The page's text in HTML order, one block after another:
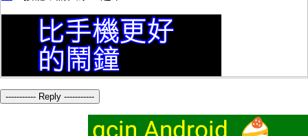
----------- Reply -----------